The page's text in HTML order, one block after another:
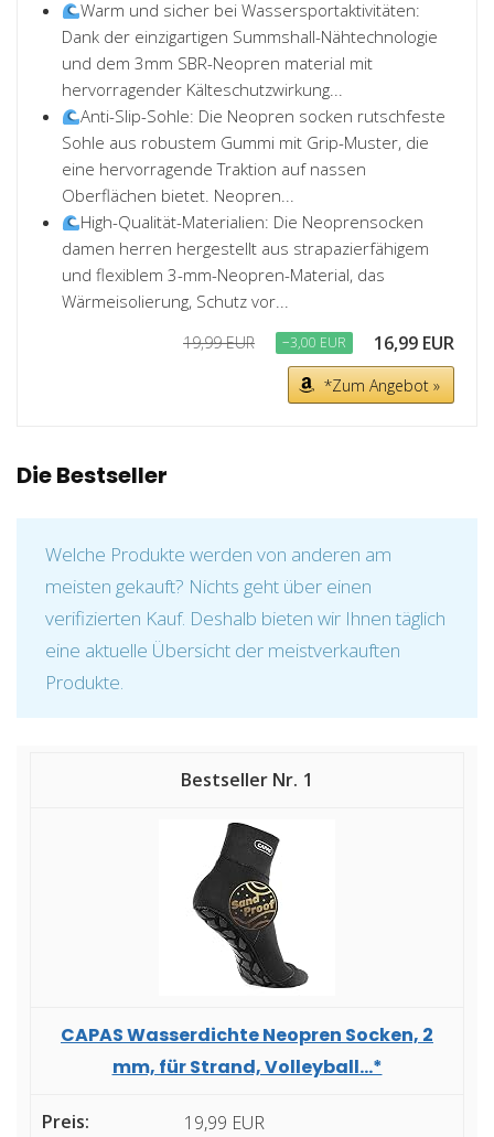
Warm und sicher bei Wassersportaktivitäten:
Dank der einzigartigen Summshall-Nähtechnologie
und dem 3mm SBR-Neopren material mit
hervorragender Kälteschutzwirkung...
Anti-Slip-Sohle: Die Neopren socken rutschfeste
Sohle aus robustem Gummi mit Grip-Muster, die
eine hervorragende Traktion auf nassen
Oberflächen bietet. Neopren...
High-Qualität-Materialien: Die Neoprensocken
damen herren hergestellt aus strapazierfähigem
und flexiblem 3-mm-Neopren-Material, das
Wärmeisolierung, Schutz vor...
19,99 EUR −3,00 EUR 16,99 EUR
*Zum Angebot »
Die Bestseller
Welche Produkte werden von anderen am
meisten gekauft? Nichts geht über einen
verifizierten Kauf. Deshalb bieten wir Ihnen täglich
eine aktuelle Übersicht der meistverkauften
Produkte.
1
CAPAS Wasserdichte Neopren Socken, 2
mm, für Strand, Volleyball...*
19,99 EUR